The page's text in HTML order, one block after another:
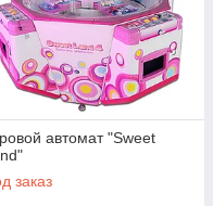
автомат "Sweet
заказ